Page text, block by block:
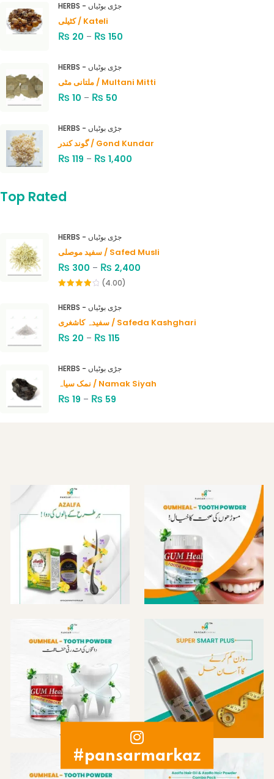
HERBS - جڑی بوٹیاں
کٹیلی / Kateli
₨ 20 – ₨ 150
HERBS - جڑی بوٹیاں
ملتانی مٹی / Multani Mitti
₨ 10 – ₨ 50
HERBS - جڑی بوٹیاں
گوند کندر / Gond Kundar
₨ 119 – ₨ 1,400
Top Rated
HERBS - جڑی بوٹیاں
سفید موصلی / Safed Musli
₨ 300 – ₨ 2,400
of 5
(4.00)
HERBS - جڑی بوٹیاں
سفیدہ کاشغری / Safeda Kashghari
₨ 20 – ₨ 115
HERBS - جڑی بوٹیاں
نمک سیاہ / Namak Siyah
₨ 19 – ₨ 59
#pansarmarkaz